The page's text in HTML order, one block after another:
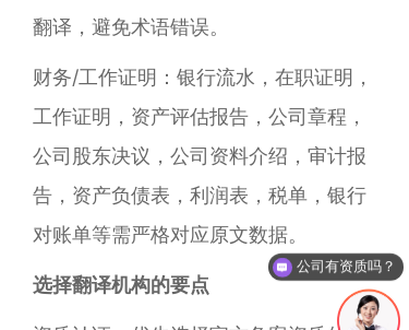
翻译，避免术语错误。
‌财务/工作证明‌：银行流水，在职证明，
工作证明，资产评估报告，公司章程，
公司股东决议，公司资料介绍，审计报
告，资产负债表，利润表，税单，银行
对账单等需严格对应原文数据。
‌选择翻译机构的要点‌
公司有资质吗？
你们是怎么收费的呢？